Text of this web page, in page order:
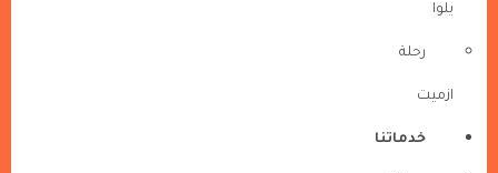
يلوا
رحلة
ازميت
خدماتنا